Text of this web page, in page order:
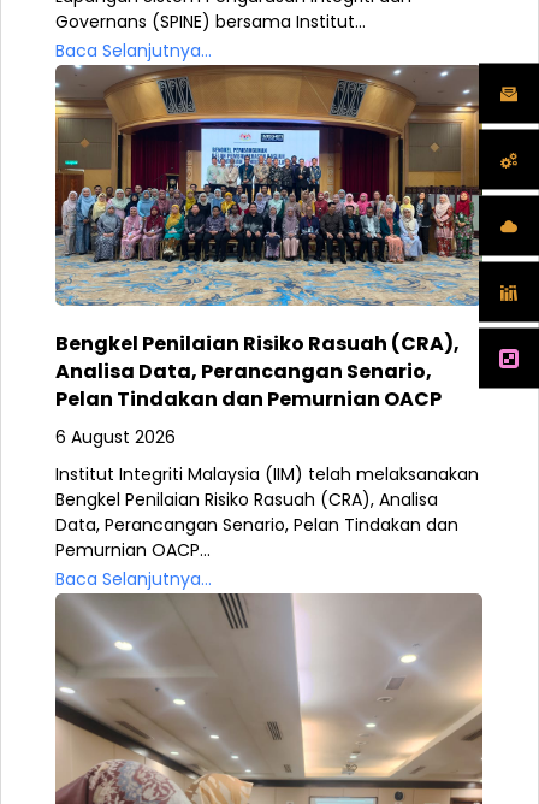
Governans (SPINE) bersama Institut...
Baca Selanjutnya...
Bengkel Penilaian Risiko Rasuah (CRA),
Analisa Data, Perancangan Senario,
Pelan Tindakan dan Pemurnian OACP
6 August 2026
Institut Integriti Malaysia (IIM) telah melaksanakan
Bengkel Penilaian Risiko Rasuah (CRA), Analisa
Data, Perancangan Senario, Pelan Tindakan dan
Pemurnian OACP...
Baca Selanjutnya...